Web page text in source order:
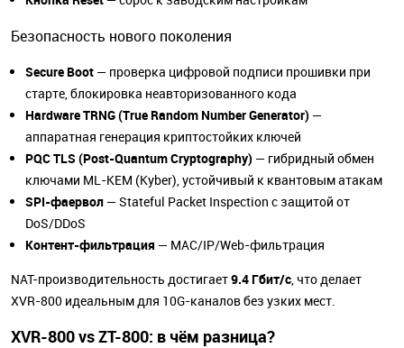
Безопасность нового поколения
Secure Boot — проверка цифровой подписи прошивки при
старте, блокировка неавторизованного кода
Hardware TRNG (True Random Number Generator) —
аппаратная генерация криптостойких ключей
PQC TLS (Post-Quantum Cryptography) — гибридный обмен
ключами ML-KEM (Kyber), устойчивый к квантовым атакам
SPI-фаервол — Stateful Packet Inspection с защитой от
DoS/DDoS
Контент-фильтрация — MAC/IP/Web-фильтрация
NAT-производительность достигает9.4 Гбит/с , что делает
XVR-800 идеальным для 10G-каналов без узких мест.
XVR-800 vs ZT-800: в чём разница?